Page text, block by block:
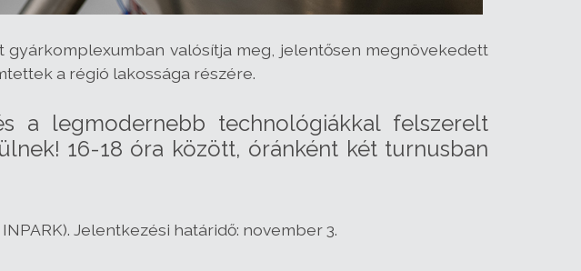
valósítja meg, jelentősen megnövekedett
a régió lakossága részére.
a legmodernebb technológiákkal felszerelt
16-18 óra között, óránként két turnusban
Jelentkezési határidő: november 3.